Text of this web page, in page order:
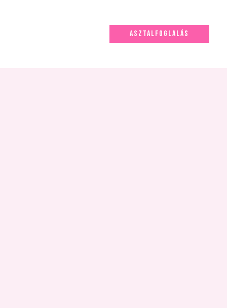
ASZTALFOGLALÁS